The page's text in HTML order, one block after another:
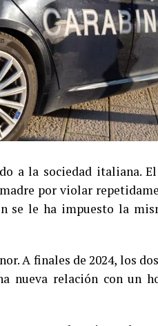
a la sociedad italiana.
por violar
se le ha impuesto la
A finales de 2024, los
nueva relación con un